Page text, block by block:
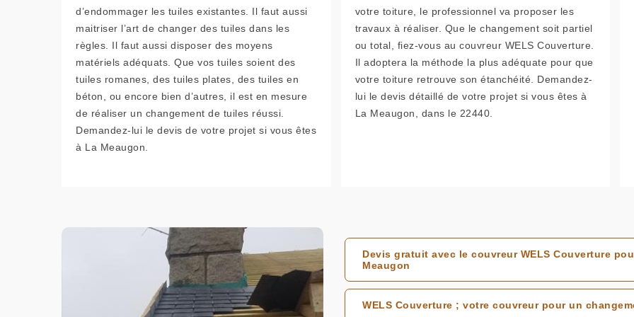
d’endommager les tuiles existantes. Il faut aussi
maitriser l’art de changer des tuiles dans les
règles. Il faut aussi disposer des moyens
matériels adéquats. Que vos tuiles soient des
tuiles romanes, des tuiles plates, des tuiles en
béton, ou encore bien d’autres, il est en mesure
de réaliser un changement de tuiles réussi.
Demandez-lui le devis de votre projet si vous êtes
à La Meaugon.
votre toiture, le professionnel va proposer les
travaux à réaliser. Que le changement soit partiel
ou total, fiez-vous au couvreur WELS Couverture.
Il adoptera la méthode la plus adéquate pour que
votre toiture retrouve son étanchéité. Demandez-
lui le devis détaillé de votre projet si vous êtes à
La Meaugon, dans le 22440.
Devis gratuit avec le couvreur WELS Couverture
Meaugon
WELS Couverture ; votre couvreur pour un